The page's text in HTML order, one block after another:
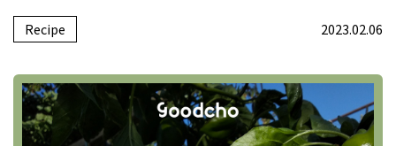
Recipe 2023.02.06